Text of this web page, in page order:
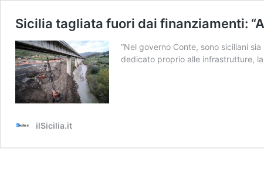
Sicilia tagliata fuori dai finanziamenti:
“Nel governo Conte, sono siciliani
dedicato proprio alle infrastrutture,
ilSicilia.it